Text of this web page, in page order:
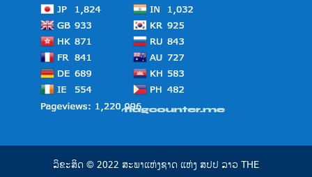
ລິຂະສິດ © 2022 ສະພາແຫ່ງຊາດ ແຫ່ງ ສປປ ລາວ THE